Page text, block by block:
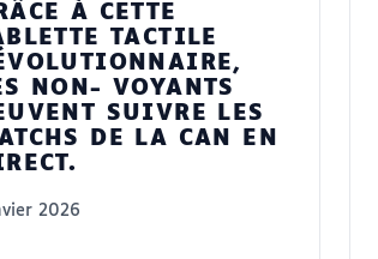
À CETTE
TACTILE
NON- VOYANTS
SUIVRE LES
DE LA CAN EN
2026